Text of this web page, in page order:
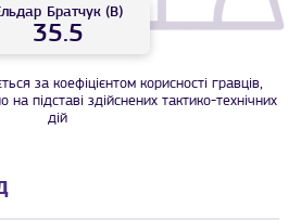
Братчук (В)
35.5
за коефіцієнтом корисності гравців,
підставі здійснених тактико-технічних
дій